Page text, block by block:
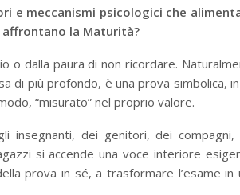
e meccanismi psicologici che
affrontano la Maturità?
o dalla paura di non ricordare.
di più profondo, è una prova simbolica,
“misurato” nel proprio valore.
insegnanti, dei genitori, dei compagni,
si accende una voce interiore
prova in sé, a trasformare l’esame in